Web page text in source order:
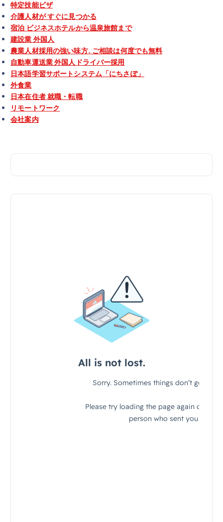
特定技能ビザ
介護人材が すぐに見つかる
宿泊 ビジネスホテルから温泉旅館まで
建設業 外国人
農業人材採用の強い味方. ご相談は何度でも無料
自動車運送業 外国人ドライバー採用
日本語学習サポートシステム「にちさぽ」
外食業
日本在住者 就職・転職
リモートワーク
会社案内